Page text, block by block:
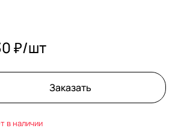
₽/шт
Заказать
в наличии